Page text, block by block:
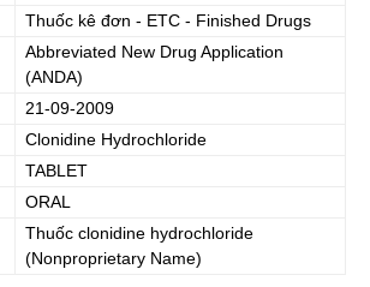
Thuốc kê đơn - ETC - Finished Drugs
Abbreviated New Drug Application
(ANDA)
21-09-2009
Clonidine Hydrochloride
TABLET
ORAL
Thuốc clonidine hydrochloride
(Nonproprietary Name)